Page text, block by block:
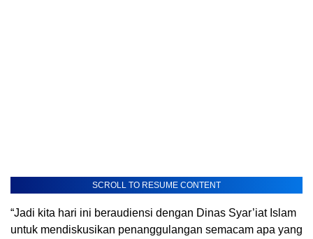
SCROLL TO RESUME CONTENT
“Jadi kita hari ini beraudiensi dengan Dinas Syar’iat Islam
untuk mendiskusikan penanggulangan semacam apa yang